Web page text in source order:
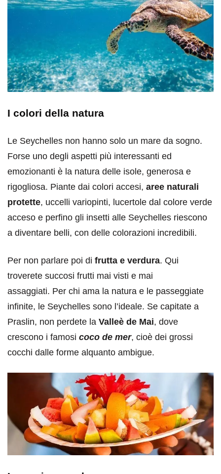
I colori della natura
Le Seychelles non hanno solo un mare da sogno.
Forse uno degli aspetti più interessanti ed
emozionanti è la natura delle isole, generosa e
rigogliosa. Piante dai colori accesi, aree naturali
protette, uccelli variopinti, lucertole dal colore verde
acceso e perfino gli insetti alle Seychelles riescono
a diventare belli, con delle colorazioni incredibili.
Per non parlare poi di frutta e verdura. Qui
troverete succosi frutti mai visti e mai
assaggiati. Per chi ama la natura e le passeggiate
infinite, le Seychelles sono l’ideale. Se capitate a
Praslin, non perdete la Valleè de Mai, dove
crescono i famosi coco de mer, cioè dei grossi
cocchi dalle forme alquanto ambigue.